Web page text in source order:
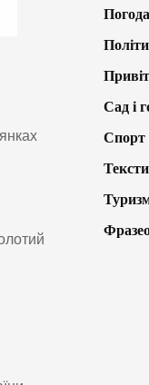
Погода
Сад і
Спорт
Тексти